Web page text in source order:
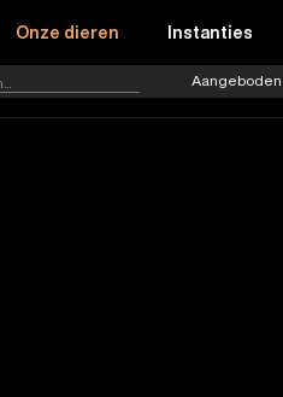
Onze dieren Instanties